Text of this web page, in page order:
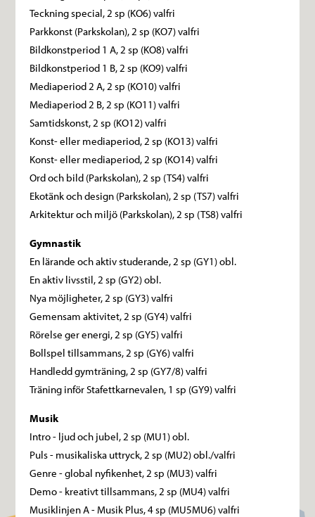
Teckning special, 2 sp (KO6) valfri
Parkkonst (Parkskolan), 2 sp (KO7) valfri
Bildkonstperiod 1 A, 2 sp (KO8) valfri
Bildkonstperiod 1 B, 2 sp (KO9) valfri
Mediaperiod 2 A, 2 sp (KO10) valfri
Mediaperiod 2 B, 2 sp (KO11) valfri
Samtidskonst, 2 sp (KO12) valfri
Konst- eller mediaperiod, 2 sp (KO13) valfri
Konst- eller mediaperiod, 2 sp (KO14) valfri
Ord och bild (Parkskolan), 2 sp (TS4) valfri
Ekotänk och design (Parkskolan), 2 sp (TS7) valfri
Arkitektur och miljö (Parkskolan), 2 sp (TS8) valfri
Gymnastik
En lärande och aktiv studerande, 2 sp (GY1) obl.
En aktiv livsstil, 2 sp (GY2) obl.
Nya möjligheter, 2 sp (GY3) valfri
Gemensam aktivitet, 2 sp (GY4) valfri
Rörelse ger energi, 2 sp (GY5) valfri
Bollspel tillsammans, 2 sp (GY6) valfri
Handledd gymträning, 2 sp (GY7/8) valfri
Träning inför Stafettkarnevalen, 1 sp (GY9) valfri
Musik
Intro - ljud och jubel, 2 sp (MU1) obl.
Puls - musikaliska uttryck, 2 sp (MU2) obl./valfri
Genre - global nyfikenhet, 2 sp (MU3) valfri
Demo - kreativt tillsammans, 2 sp (MU4) valfri
Musiklinjen A - Musik Plus, 4 sp (MU5MU6) valfri